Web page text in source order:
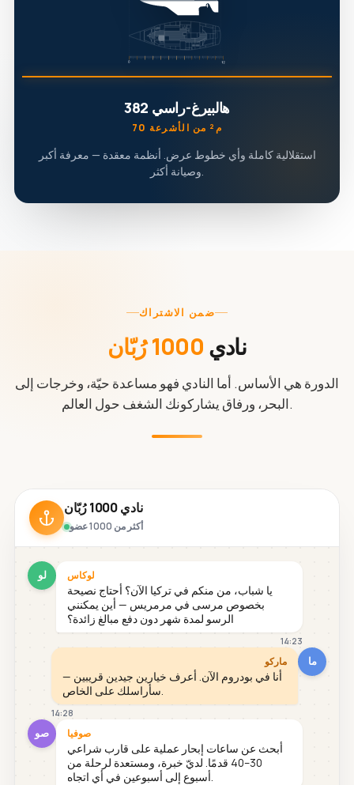
هالبيرغ-راسي 382
70 م² من الأشرعة
استقلالية كاملة وأي خطوط عرض. أنظمة معقدة — معرفة أكبر
وصيانة أكثر.
ضمن الاشتراك
نادي 1000 رُبّان
الدورة هي الأساس. أما النادي فهو مساعدة حيّة، وخرجات إلى
البحر، ورفاق يشاركونك الشغف حول العالم.
نادي 1000 رُبّان
أكثر من 1000 عضو
لو لوكاس
يا شباب، من منكم في تركيا الآن؟ أحتاج نصيحة
بخصوص مرسى في مرمريس — أين يمكنني
الرسو لمدة شهر دون دفع مبالغ زائدة؟
14:23
ما ماركو
أنا في بودروم الآن. أعرف خيارين جيدين قريبين —
سأراسلك على الخاص.
14:28
صو صوفيا
أبحث عن ساعات إبحار عملية على قارب شراعي
30–40 قدمًا. لديّ خبرة، ومستعدة لرحلة من
أسبوع إلى أسبوعين في أي اتجاه.